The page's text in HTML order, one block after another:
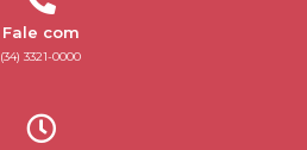
Fale com
(34) 3321-0000